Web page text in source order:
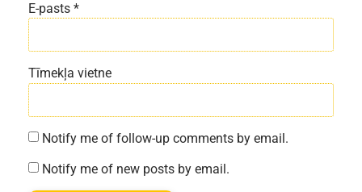
E-pasts *
Tīmekļa vietne
Notify me of follow-up comments by email.
Notify me of new posts by email.